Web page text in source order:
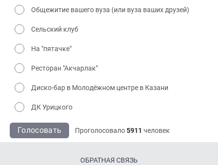
Общежитие вашего вуза (или вуза ваших друзей)
Сельский клуб
На "пятачке"
Ресторан "Акчарлак"
Диско-бар в Молодёжном центре в Казани
ДК Урицкого
Голосовать Проголосовало5911 человек
ОБРАТНАЯ СВЯЗЬ